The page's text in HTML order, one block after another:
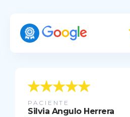
PACIENTE
Silvia Angulo Herrera